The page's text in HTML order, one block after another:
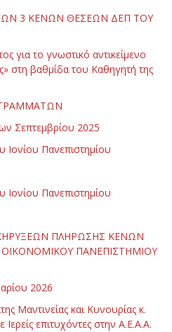
3 ΚΕΝΩΝ ΘΕΣΕΩΝ ΔΕΠ ΤΟΥ
για το γνωστικό αντικείμενο
στη βαθμίδα του Καθηγητή της
Σεπτεμβρίου 2025
Πανεπιστημίου
Πανεπιστημίου
ΠΛΗΡΩΣΗΣ ΚΕΝΩΝ
ΠΑΝΕΠΙΣΤΗΜΙΟΥ
2026
Μαντινείας και Κυνουρίας κ.
επιτυχόντες στην Α.Ε.Α.Α.